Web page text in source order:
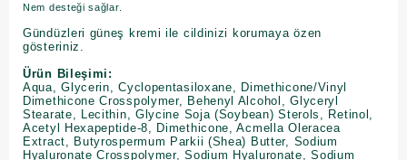
Nem desteği sağlar.
Gündüzleri güneş kremi ile cildinizi korumaya özen
gösteriniz.
Ürün Bileşimi:
Aqua, Glycerin, Cyclopentasiloxane, Dimethicone/Vinyl
Dimethicone Crosspolymer, Behenyl Alcohol, Glyceryl
Stearate, Lecithin, Glycine Soja (Soybean) Sterols, Retinol,
Acetyl Hexapeptide-8, Dimethicone, Acmella Oleracea
Extract, Butyrospermum Parkii (Shea) Butter, Sodium
Hyaluronate Crosspolymer, Sodium Hyaluronate, Sodium